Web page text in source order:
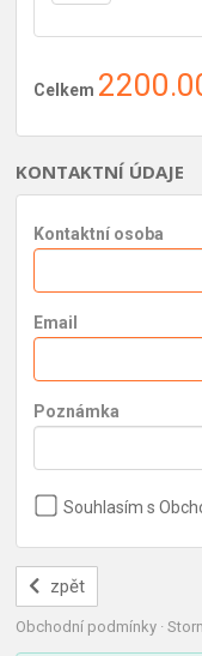
Celkem
KONTAKTNÍ ÚDAJE
Kontaktní osoba
Email
Poznámka
Souhlasím s
zpět
Obchodní podmínky ·